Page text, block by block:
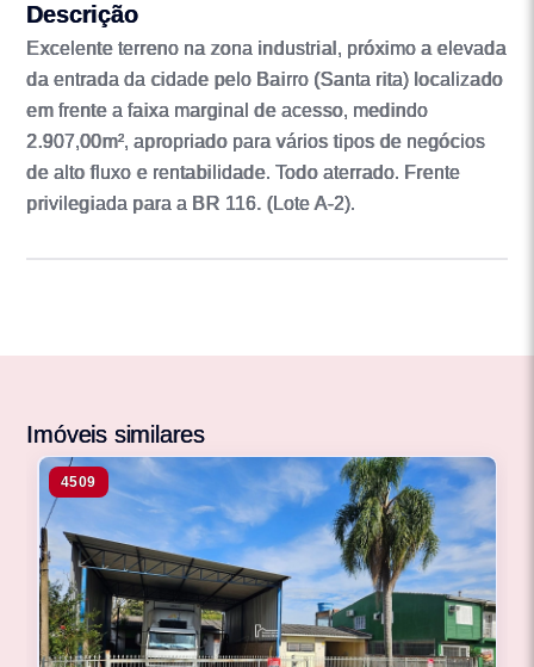
Descrição
Excelente terreno na zona industrial, próximo a elevada
da entrada da cidade pelo Bairro (Santa rita) localizado
em frente a faixa marginal de acesso, medindo
2.907,00m², apropriado para vários tipos de negócios
de alto fluxo e rentabilidade. Todo aterrado. Frente
privilegiada para a BR 116. (Lote A-2).
Imóveis similares
4509